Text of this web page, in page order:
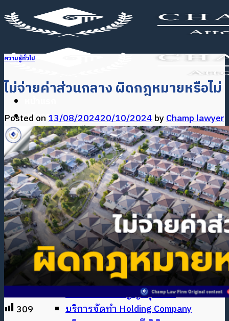
ข้าม
ไป
เนื้อหา
บริการ
บริการคดีความ
บริการทนายความ คดีอาญา
บริการทนายความ คดีหย่า
บริการทนายความ คดีมรดก
บริการทนายความ คดีอำนาจปกครอง
บุตร
บริการทนายความ คดีแรงงาน
บริการทนายความ ระงับข้อพิพาททาง
ธุรกิจ
บริการด้านกฎหมายธุรกิจ
บริการจัดตั้ง / จดทะเบียนบริษัท
บริการจัดทำสัญญาหุ้นส่วน
บริการจัดทำ Holding Company
ความรู้ทั่วไป
ไม่จ่ายค่าส่วนกลาง ผิดกฎหมายหรือไม่
Posted on13/08/202420/10/2024byChamp lawyer
309